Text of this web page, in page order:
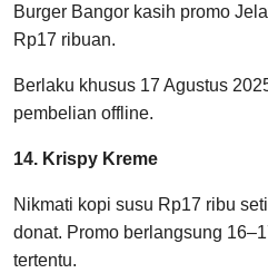
Burger Bangor kasih promo
Rp17 ribuan.
Berlaku khusus 17 Agustus
pembelian offline.
14. Krispy Kreme
Nikmati kopi susu Rp17 ribu
donat. Promo berlangsung
tertentu.